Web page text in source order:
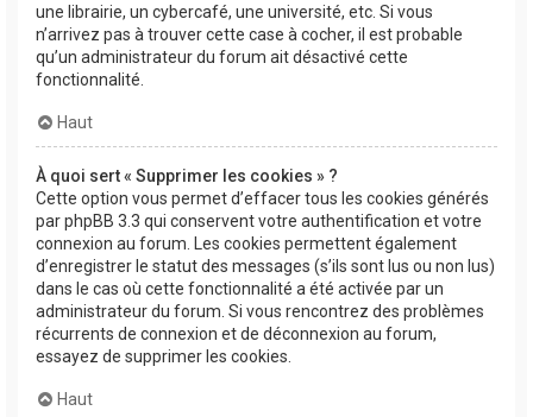
une librairie, un cybercafé, une université, etc. Si vous
n’arrivez pas à trouver cette case à cocher, il est probable
qu’un administrateur du forum ait désactivé cette
fonctionnalité.
Haut
À quoi sert « Supprimer les cookies » ?
Cette option vous permet d’effacer tous les cookies générés
par phpBB 3.3 qui conservent votre authentification et votre
connexion au forum. Les cookies permettent également
d’enregistrer le statut des messages (s’ils sont lus ou non lus)
dans le cas où cette fonctionnalité a été activée par un
administrateur du forum. Si vous rencontrez des problèmes
récurrents de connexion et de déconnexion au forum,
essayez de supprimer les cookies.
Haut